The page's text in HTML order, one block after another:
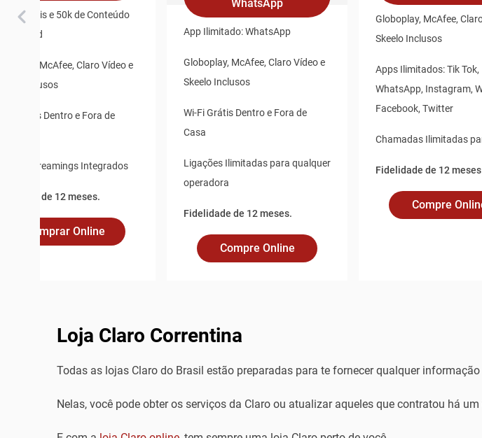
canais e 50k de Conteúdo
Demand
McAfee, Claro Vídeo e
Inclusos
Fi Grátis Dentro e Fora de
de Streamings Integrados
de 12 meses.
Comprar Online
WhatsApp
App Ilimitado: WhatsApp
Globoplay, McAfee, Claro Vídeo e
Skeelo Inclusos
Wi-Fi Grátis Dentro e Fora de
Casa
Ligações Ilimitadas para qualquer
operadora
Fidelidade de 12 meses.
Compre Online
Globoplay, McAfee,
Skeelo Inclusos
Apps Ilimitados: Tik Tok,
WhatsApp, Instagram,
Facebook, Twitter
Chamadas Ilimitadas
Fidelidade de 12 meses
Compre
Loja Claro Correntina
Todas as lojas Claro do Brasil estão preparadas para te fornecer qualquer informação
Nelas, você pode obter os serviços da Claro ou atualizar aqueles que contratou há um